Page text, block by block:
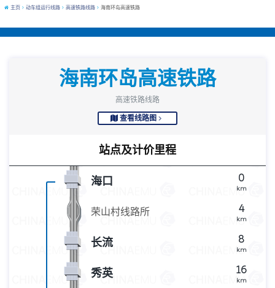
主页 动车组运行线路 高速铁路线路 海南环岛高速铁路
海南环岛高速铁路
高速铁路线路
查看线路图
站点及计价里程
0
km
海口
4
km
荣山村线路所
8
km
长流
16
km
秀英